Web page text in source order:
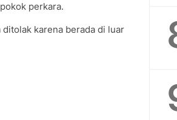
perkara.
karena berada di luar